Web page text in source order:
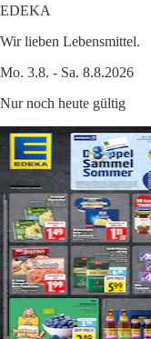
EDEKA
Wir lieben Lebensmittel.
Mo. 3.8. - Sa. 8.8.2026
Nur noch heute gültig